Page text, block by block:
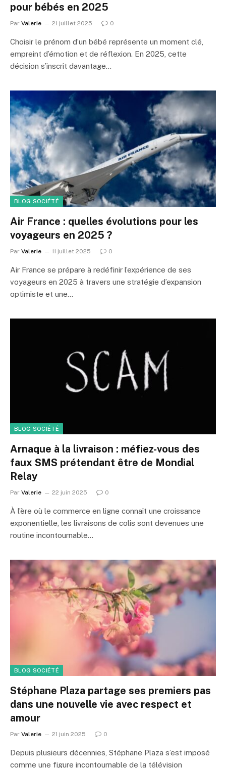
pour bébés en 2025
Par Valerie 21 juillet 2025 0
Choisir le prénom d’un bébé représente un moment clé,
empreint d’émotion et de réflexion. En 2025, cette
décision s’inscrit davantage…
BLOG SOCIÉTÉ
Air France : quelles évolutions pour les
voyageurs en 2025 ?
Par Valerie 11 juillet 2025 0
Air France se prépare à redéfinir l’expérience de ses
voyageurs en 2025 à travers une stratégie d’expansion
optimiste et une…
BLOG SOCIÉTÉ
Arnaque à la livraison : méfiez-vous des
faux SMS prétendant être de Mondial
Relay
Par Valerie 22 juin 2025 0
À l’ère où le commerce en ligne connaît une croissance
exponentielle, les livraisons de colis sont devenues une
routine incontournable…
BLOG SOCIÉTÉ
Stéphane Plaza partage ses premiers pas
dans une nouvelle vie avec respect et
amour
Par Valerie 21 juin 2025 0
Depuis plusieurs décennies, Stéphane Plaza s’est imposé
comme une figure incontournable de la télévision